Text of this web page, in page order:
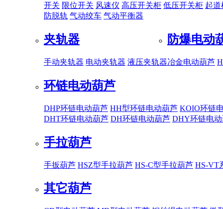
开关 限位开关 风速仪 高压开关柜 低压开关柜 起道
防脱轨 气动绞车 气动平衡器
夹轨器
手动夹轨器 电动夹轨器 液压夹轨器
防爆电动
冶金电动葫芦
环链电动葫芦
DHP环链电动葫芦 HH型环链电动葫芦 KOIO环链
DHT环链电动葫芦 DH环链电动葫芦 DHY环链电
手拉葫芦
手扳葫芦 HSZ型手拉葫芦 HS-C型手拉葫芦 HS-VT
其它葫芦